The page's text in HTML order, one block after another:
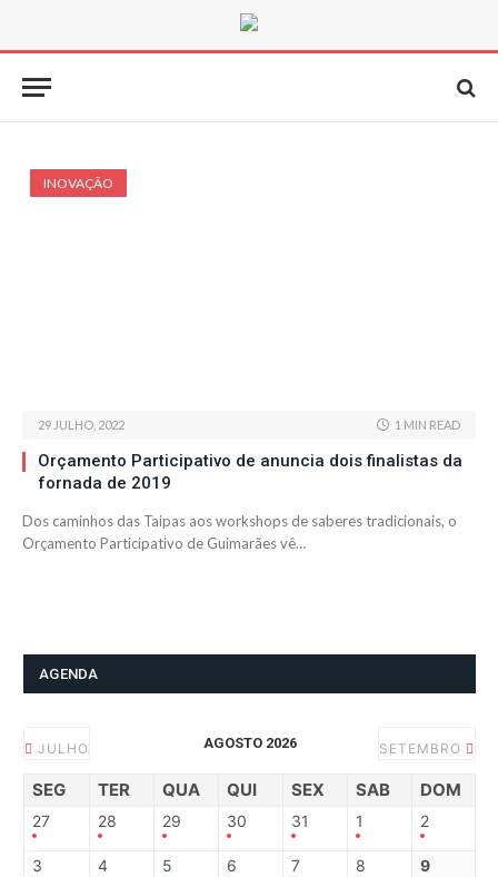
INOVAÇÃO
29 JULHO, 2022 1 MIN READ
Orçamento Participativo de anuncia dois finalistas da
fornada de 2019
Dos caminhos das Taipas aos workshops de saberes tradicionais, o
Orçamento Participativo de Guimarães vê…
AGENDA
JULHO AGOSTO 2026 SETEMBRO
SEG TER QUA QUI SEX SAB DOM
27 28 29 30 31 1 2
3 4 5 6 7 8 9